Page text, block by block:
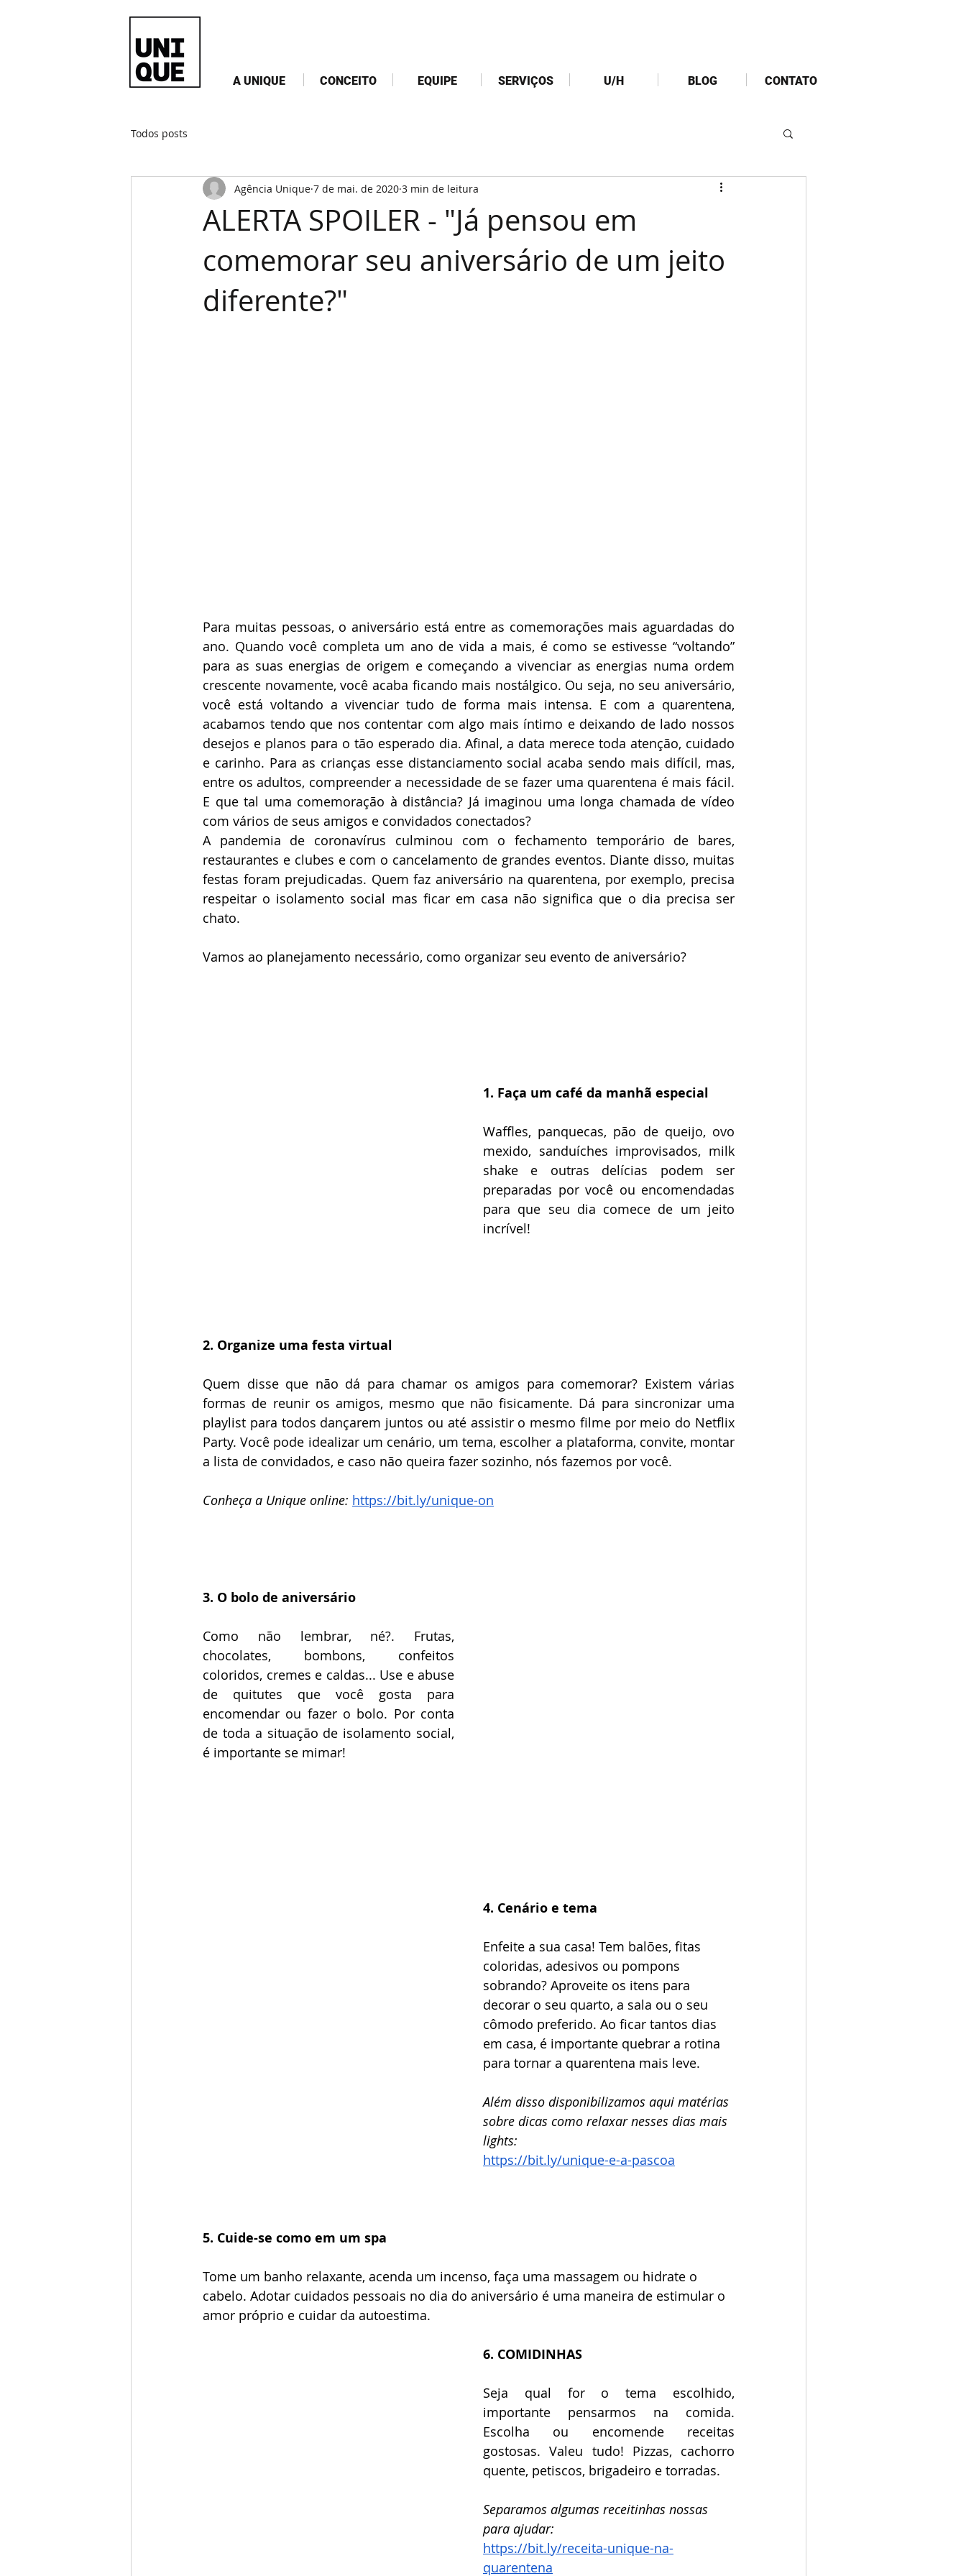
A UNIQUE CONCEITO EQUIPE SERVIÇOS U/H BLOG CONTATO
Todos posts
ALERTA SPOILER - "Já pensou em
comemorar seu aniversário de um jeito
diferente?"
Agência Unique 7 de mai. de 2020 3 min de leitura
Para muitas pessoas, o aniversário está entre as comemorações mais aguardadas do
ano. Quando você completa um ano de vida a mais, é como se estivesse “voltando”
para as suas energias de origem e começando a vivenciar as energias numa ordem
crescente novamente, você acaba ficando mais nostálgico. Ou seja, no seu aniversário,
você está voltando a vivenciar tudo de forma mais intensa. E com a quarentena,
acabamos tendo que nos contentar com algo mais íntimo e deixando de lado nossos
desejos e planos para o tão esperado dia. Afinal, a data merece toda atenção, cuidado
e carinho. Para as crianças esse distanciamento social acaba sendo mais difícil, mas,
entre os adultos, compreender a necessidade de se fazer uma quarentena é mais fácil.
E que tal uma comemoração à distância? Já imaginou uma longa chamada de vídeo
com vários de seus amigos e convidados conectados?
A pandemia de coronavírus culminou com o fechamento temporário de bares,
restaurantes e clubes e com o cancelamento de grandes eventos. Diante disso, muitas
festas foram prejudicadas. Quem faz aniversário na quarentena, por exemplo, precisa
respeitar o isolamento social mas ficar em casa não significa que o dia precisa ser
chato.
Vamos ao planejamento necessário, como organizar seu evento de aniversário?
1. Faça um café da manhã especial
Waffles, panquecas, pão de queijo, ovo
mexido, sanduíches improvisados, milk
shake e outras delícias podem ser
preparadas por você ou encomendadas
para que seu dia comece de um jeito
incrível!
2. Organize uma festa virtual
Quem disse que não dá para chamar os amigos para comemorar? Existem várias
formas de reunir os amigos, mesmo que não fisicamente. Dá para sincronizar uma
playlist para todos dançarem juntos ou até assistir o mesmo filme por meio do Netflix
Party. Você pode idealizar um cenário, um tema, escolher a plataforma, convite, montar
a lista de convidados, e caso não queira fazer sozinho, nós fazemos por você.
Conheça a Unique online: https://bit.ly/unique-on
3. O bolo de aniversário
Como não lembrar, né?. Frutas,
chocolates, bombons, confeitos
coloridos, cremes e caldas... Use e abuse
de quitutes que você gosta para
encomendar ou fazer o bolo. Por conta
de toda a situação de isolamento social,
é importante se mimar!
4. Cenário e tema
Enfeite a sua casa! Tem balões, fitas
coloridas, adesivos ou pompons
sobrando? Aproveite os itens para
decorar o seu quarto, a sala ou o seu
cômodo preferido. Ao ficar tantos dias
em casa, é importante quebrar a rotina
para tornar a quarentena mais leve.
Além disso disponibilizamos aqui matérias
sobre dicas como relaxar nesses dias mais
lights:
https://bit.ly/unique-e-a-pascoa
5. Cuide-se como em um spa
Tome um banho relaxante, acenda um incenso, faça uma massagem ou hidrate o
cabelo. Adotar cuidados pessoais no dia do aniversário é uma maneira de estimular o
amor próprio e cuidar da autoestima.
6. COMIDINHAS
Seja qual for o tema escolhido,
importante pensarmos na comida.
Escolha ou encomende receitas
gostosas. Valeu tudo! Pizzas, cachorro
quente, petiscos, brigadeiro e torradas.
Separamos algumas receitinhas nossas
para ajudar:
https://bit.ly/receita-unique-na-
quarentena